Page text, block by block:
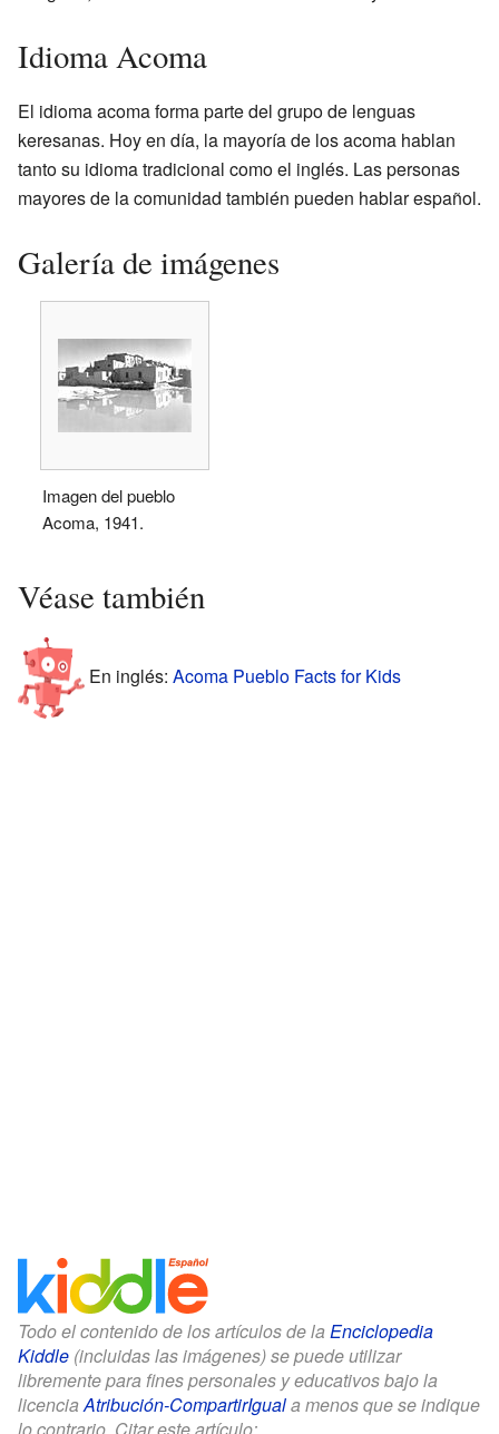
Idioma Acoma
El idioma acoma forma parte del grupo de lenguas
keresanas. Hoy en día, la mayoría de los acoma hablan
tanto su idioma tradicional como el inglés. Las personas
mayores de la comunidad también pueden hablar español.
Galería de imágenes
Imagen del pueblo
Acoma, 1941.
Véase también
En inglés: Acoma Pueblo Facts for Kids
Todo el contenido de los artículos de la Enciclopedia
Kiddle (incluidas las imágenes) se puede utilizar
libremente para fines personales y educativos bajo la
licenciaAtribución-CompartirIguala menos que se indique